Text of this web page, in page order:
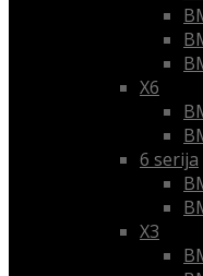
X6
6 serija
X3